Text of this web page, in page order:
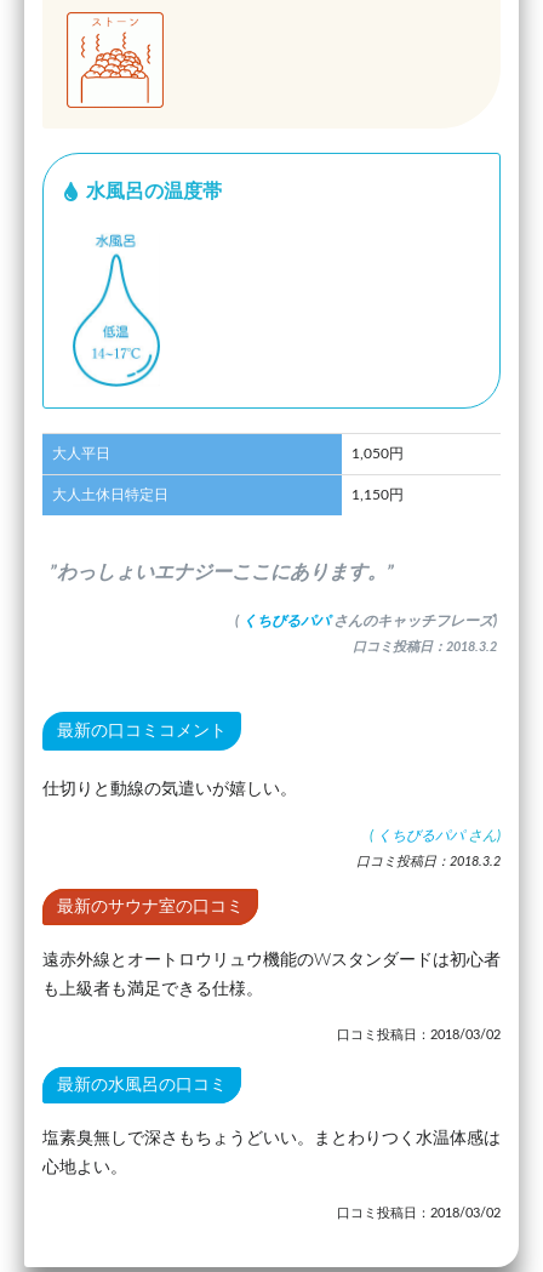
水風呂の温度帯
大人平日 1,050円
大人土休日特定日 1,150円
”わっしょいエナジーここにあります。”
( くちびるパパ さんのキャッチフレーズ)
口コミ投稿日：2018.3.2
最新の口コミコメント
仕切りと動線の気遣いが嬉しい。
( くちびるパパ さん)
口コミ投稿日：2018.3.2
最新のサウナ室の口コミ
遠赤外線とオートロウリュウ機能のWスタンダードは初心者
も上級者も満足できる仕様。
口コミ投稿日：2018/03/02
最新の水風呂の口コミ
塩素臭無しで深さもちょうどいい。まとわりつく水温体感は
心地よい。
口コミ投稿日：2018/03/02